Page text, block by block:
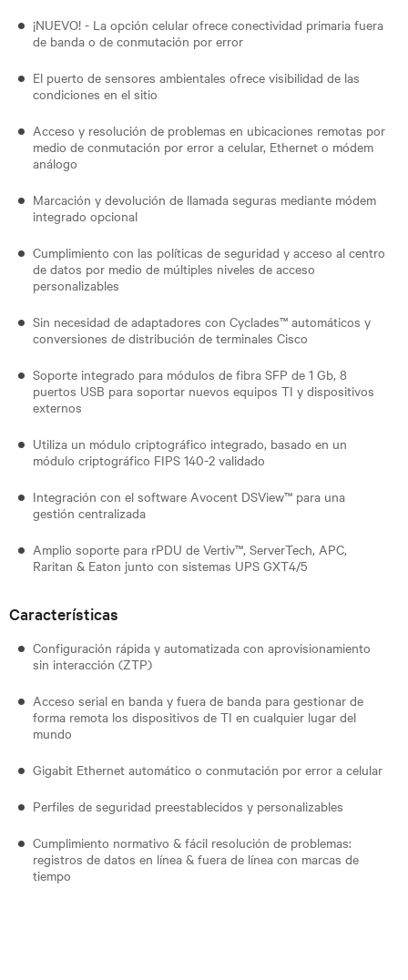
¡NUEVO! - La opción celular ofrece conectividad primaria fuera
de banda o de conmutación por error
El puerto de sensores ambientales ofrece visibilidad de las
condiciones en el sitio
Acceso y resolución de problemas en ubicaciones remotas por
medio de conmutación por error a celular, Ethernet o módem
análogo
Marcación y devolución de llamada seguras mediante módem
integrado opcional
Cumplimiento con las políticas de seguridad y acceso al centro
de datos por medio de múltiples niveles de acceso
personalizables
Sin necesidad de adaptadores con Cyclades™ automáticos y
conversiones de distribución de terminales Cisco
Soporte integrado para módulos de fibra SFP de 1 Gb, 8
puertos USB para soportar nuevos equipos TI y dispositivos
externos
Utiliza un módulo criptográfico integrado, basado en un
módulo criptográfico FIPS 140-2 validado
Integración con el software Avocent DSView™ para una
gestión centralizada
Amplio soporte para rPDU de Vertiv™, ServerTech, APC,
Raritan & Eaton junto con sistemas UPS GXT4/5
Características
Configuración rápida y automatizada con aprovisionamiento
sin interacción (ZTP)
Acceso serial en banda y fuera de banda para gestionar de
forma remota los dispositivos de TI en cualquier lugar del
mundo
Gigabit Ethernet automático o conmutación por error a celular
Perfiles de seguridad preestablecidos y personalizables
Cumplimiento normativo & fácil resolución de problemas:
registros de datos en línea & fuera de línea con marcas de
tiempo